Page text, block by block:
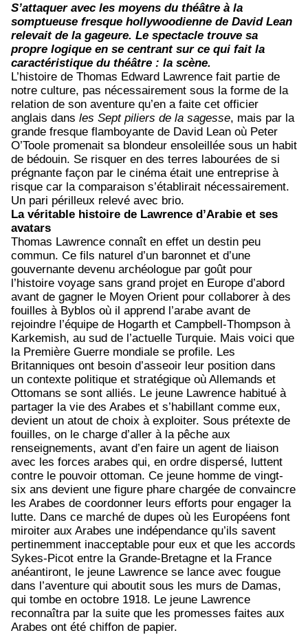
S’attaquer avec les moyens du théâtre à la
somptueuse fresque hollywoodienne de David Lean
relevait de la gageure. Le spectacle trouve sa
propre logique en se centrant sur ce qui fait la
caractéristique du théâtre : la scène.
L’histoire de Thomas Edward Lawrence fait partie de
notre culture, pas nécessairement sous la forme de la
relation de son aventure qu’en a faite cet officier
anglais dans les Sept piliers de la sagesse, mais par la
grande fresque flamboyante de David Lean où Peter
O’Toole promenait sa blondeur ensoleillée sous un habit
de bédouin. Se risquer en des terres labourées de si
prégnante façon par le cinéma était une entreprise à
risque car la comparaison s’établirait nécessairement.
Un pari périlleux relevé avec brio.
La véritable histoire de Lawrence d’Arabie et ses
avatars
Thomas Lawrence connaît en effet un destin peu
commun. Ce fils naturel d’un baronnet et d’une
gouvernante devenu archéologue par goût pour
l’histoire voyage sans grand projet en Europe d’abord
avant de gagner le Moyen Orient pour collaborer à des
fouilles à Byblos où il apprend l’arabe avant de
rejoindre l’équipe de Hogarth et Campbell-Thompson à
Karkemish, au sud de l’actuelle Turquie. Mais voici que
la Première Guerre mondiale se profile. Les
Britanniques ont besoin d’asseoir leur position dans
un contexte politique et stratégique où Allemands et
Ottomans se sont alliés. Le jeune Lawrence habitué à
partager la vie des Arabes et s’habillant comme eux,
devient un atout de choix à exploiter. Sous prétexte de
fouilles, on le charge d’aller à la pêche aux
renseignements, avant d’en faire un agent de liaison
avec les forces arabes qui, en ordre dispersé, luttent
contre le pouvoir ottoman. Ce jeune homme de vingt-
six ans devient une figure phare chargée de convaincre
les Arabes de coordonner leurs efforts pour engager la
lutte. Dans ce marché de dupes où les Européens font
miroiter aux Arabes une indépendance qu’ils savent
pertinemment inacceptable pour eux et que les accords
Sykes-Picot entre la Grande-Bretagne et la France
anéantiront, le jeune Lawrence se lance avec fougue
dans l’aventure qui aboutit sous les murs de Damas,
qui tombe en octobre 1918. Le jeune Lawrence
reconnaîtra par la suite que les promesses faites aux
Arabes ont été chiffon de papier.